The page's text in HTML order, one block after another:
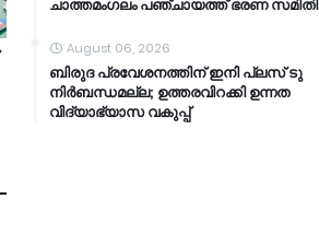
ചാത്തമംഗലം പഞ്ചായത്ത്‌ ഭരണ സമിതി
August 06, 2026
ബിരുദ പ്രവേശനത്തിന് ഇനി പ്ലസ് ടു
നിർബന്ധമല്ല; ഉത്തരവിറക്കി ഉന്നത
വിദ്യാഭ്യാസ വകുപ്പ്